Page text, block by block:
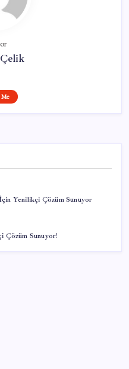
Yenilikçi Çözüm Sunuyor
Sunuyor!